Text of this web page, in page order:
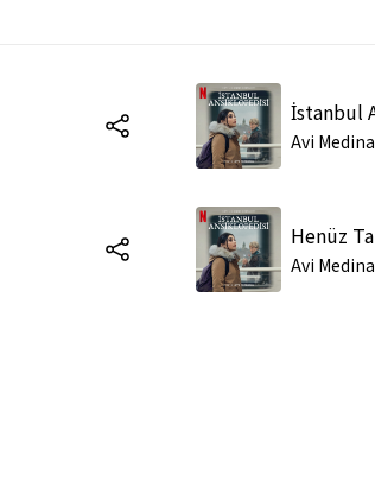
Avi Medina
Avi Medina